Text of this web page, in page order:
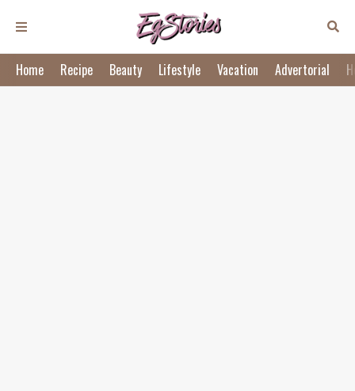
Home Recipe Beauty Lifestyle Vacation Advertorial